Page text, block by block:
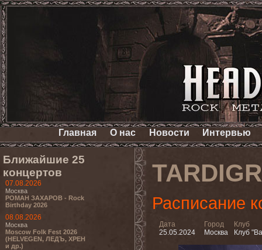
Главная О нас Новости Интервью
Ближайшие 25
концертов
07.08.2026
Москва
РОМАН ЗАХАРОВ - Rock
Birthday 2026
08.08.2026
Москва
Moscow Folk Fest 2026
(HELVEGEN, ЛЕДЪ, ХРЕН
и др.)
Расписание
Дата
25.05.2024
Город
Москва
Клуб
Клуб